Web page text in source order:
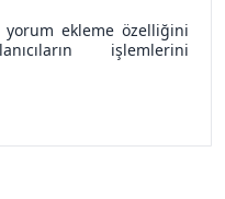
yorum ekleme özelliğini
işlemlerini